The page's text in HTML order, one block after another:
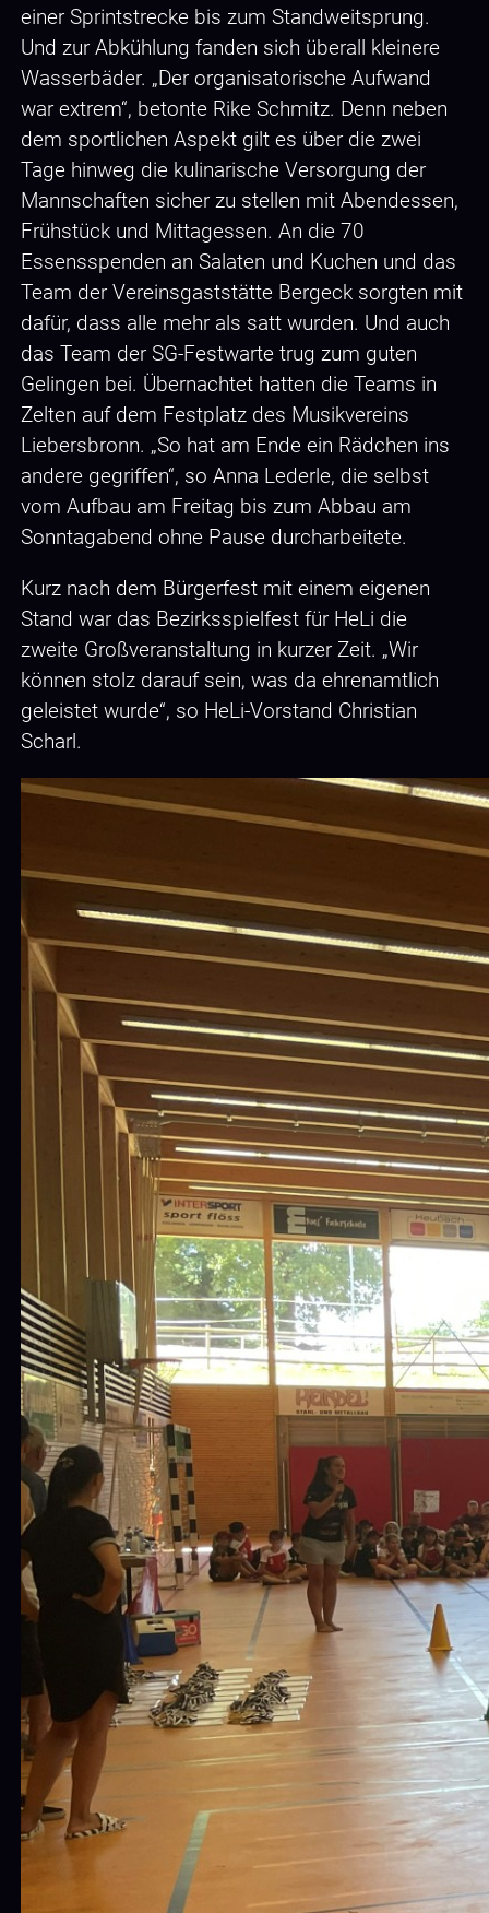
einer Sprintstrecke bis zum Standweitsprung.
Und zur Abkühlung fanden sich überall kleinere
Wasserbäder. „Der organisatorische Aufwand
war extrem“, betonte Rike Schmitz. Denn neben
dem sportlichen Aspekt gilt es über die zwei
Tage hinweg die kulinarische Versorgung der
Mannschaften sicher zu stellen mit Abendessen,
Frühstück und Mittagessen. An die 70
Essensspenden an Salaten und Kuchen und das
Team der Vereinsgaststätte Bergeck sorgten mit
dafür, dass alle mehr als satt wurden. Und auch
das Team der SG-Festwarte trug zum guten
Gelingen bei. Übernachtet hatten die Teams in
Zelten auf dem Festplatz des Musikvereins
Liebersbronn. „So hat am Ende ein Rädchen ins
andere gegriffen“, so Anna Lederle, die selbst
vom Aufbau am Freitag bis zum Abbau am
Sonntagabend ohne Pause durcharbeitete.
Kurz nach dem Bürgerfest mit einem eigenen
Stand war das Bezirksspielfest für HeLi die
zweite Großveranstaltung in kurzer Zeit. „Wir
können stolz darauf sein, was da ehrenamtlich
geleistet wurde“, so HeLi-Vorstand Christian
Scharl.